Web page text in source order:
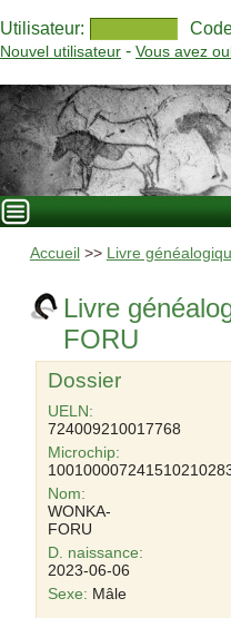
Utilisateur:
Nouvel utilisateur - Vous avez
Accueil >> Livre
Livre
FORU
Dossier
UELN:
724009210017768
Microchip:
Nom:
WONKA-
FORU
D. naissance:
2023-06-06
Sexe: Mâle